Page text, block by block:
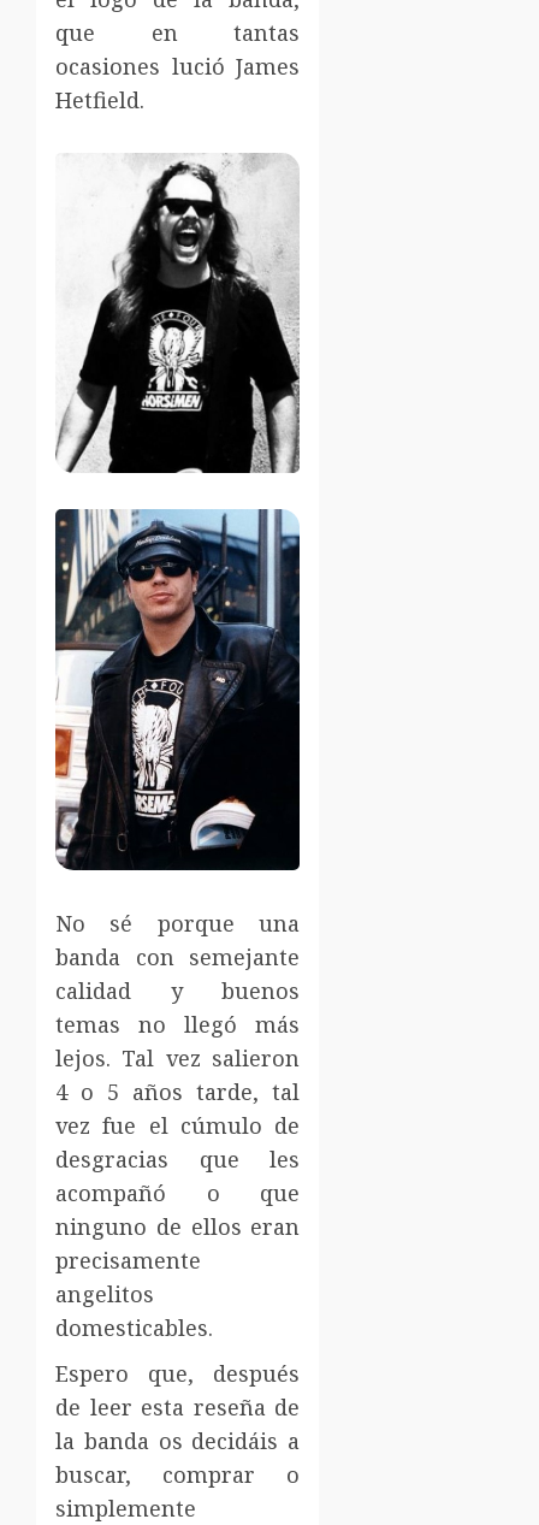
que en tantas
ocasiones lució James
Hetfield.
No sé porque una
banda con semejante
calidad y buenos
temas no llegó más
lejos. Tal vez salieron
4 o 5 años tarde, tal
vez fue el cúmulo de
desgracias que les
acompañó o que
ninguno de ellos eran
precisamente
angelitos
domesticables.
Espero que, después
de leer esta reseña de
la banda os decidáis a
buscar, comprar o
simplemente